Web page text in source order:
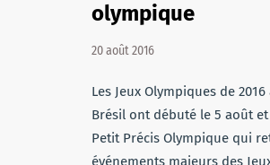
olympique
20 août 2016
Les Jeux Olympiques de
Brésil ont débuté le 5 août
Petit Précis Olympique qui
événements majeurs des